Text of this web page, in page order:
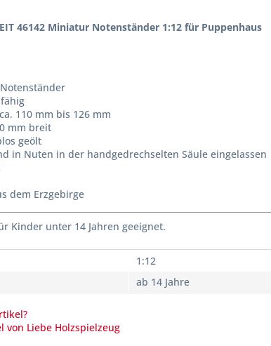
46142 Miniatur Notenständer 1:12 für Puppenhaus
110 mm bis 126 mm
mm breit
geölt
in Nuten in der handgedrechselten Säule eingelassen
dem Erzgebirge
Kinder unter 14 Jahren geeignet.
1:12
ab 14 Jahre
von Liebe Holzspielzeug